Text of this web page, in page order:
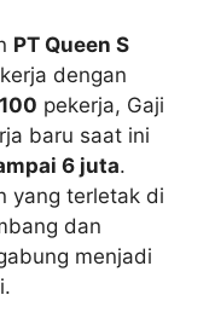
PT Queen S
dengan
pekerja, Gaji
baru saat ini
6 juta.
yang terletak di
dan
menjadi